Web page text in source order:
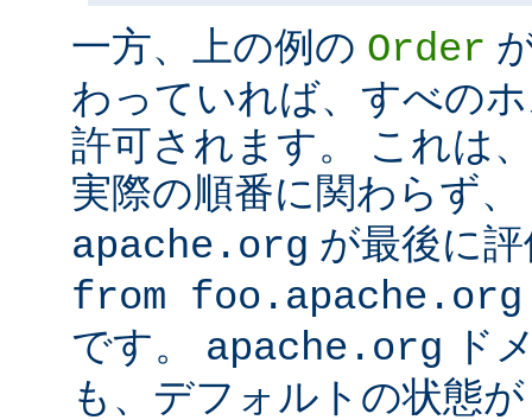
一方、上の例の Order
わっていれば、すべの
許可されます。 これは
実際の順番に関わらず、
apache.org が最後に
from foo.apache.org
です。 apache.org ド
も、デフォルトの状態